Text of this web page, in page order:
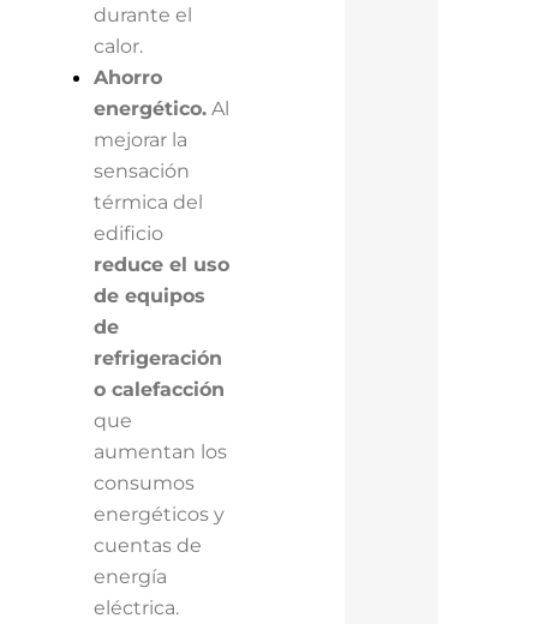
durante el
calor.
Ahorro
energético.Al
mejorar la
sensación
térmica del
edificio
reduce el uso
de equipos
de
refrigeración
o calefacción
que
aumentan los
consumos
energéticos y
cuentas de
energía
eléctrica.